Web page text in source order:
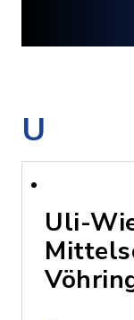
U
Uli-